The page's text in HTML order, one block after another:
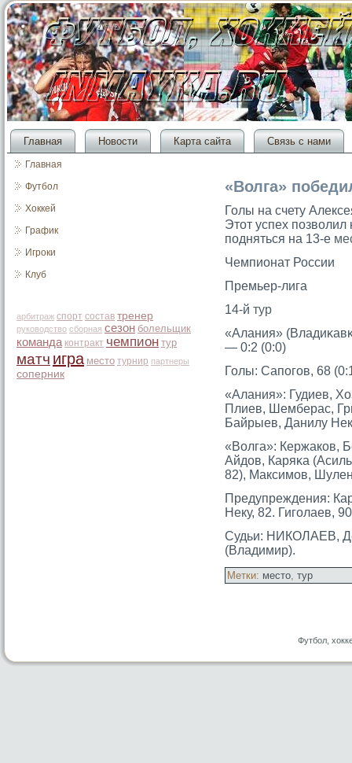
Главная Новости Карта сайта Связь с нами
Главная
Футбол
Хоккей
График
Игроки
Клуб
арбитраж спорт состав тренер
руководство сборная сезон болельщик
команда контракт чемпион тур
матч игра место турнир партнеры
соперник
«Волга»
Голы на счету
Этот успех
подняться на 13-е
Чемпионат России
Премьер-лига
14-й тур
«Алания»
— 0:2 (0:0)
Голы: Сапогοв, 68
«Алания»: Гудиев,
Плиев, Шемберас,
Байрыев, Данилу
«Волга»: Кержаков,
Айдов, Каряκа
82), Максимοв,
Предупреждения:
Неку, 82. Гигοлаев,
Судьи: НИКОЛАЕВ,
(Владимир).
Метки: место, тур
Футбол,